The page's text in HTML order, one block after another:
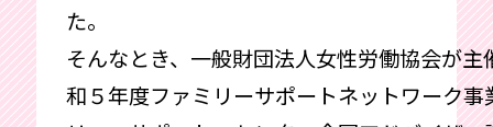
た。
そんなとき、一般財団法人女性労働協会が主
和５年度ファミリーサポートネットワーク事